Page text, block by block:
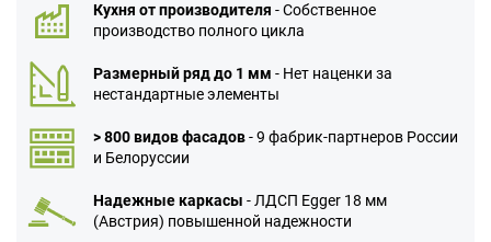
Кухня от производителя - Собственное
производство полного цикла
Размерный ряд до 1 мм - Нет наценки за
нестандартные элементы
> 800 видов фасадов- 9 фабрик-партнеров России
и Белоруссии
Надежные каркасы - ЛДСП Egger 18 мм
(Австрия) повышенной надежности